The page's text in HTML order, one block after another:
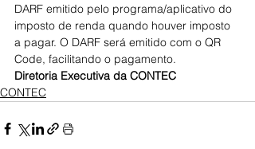
DARF emitido pelo programa/aplicativo do
imposto de renda quando houver imposto
a pagar. O DARF será emitido com o QR
Code, facilitando o pagamento.
Diretoria Executiva da CONTEC
CONTEC